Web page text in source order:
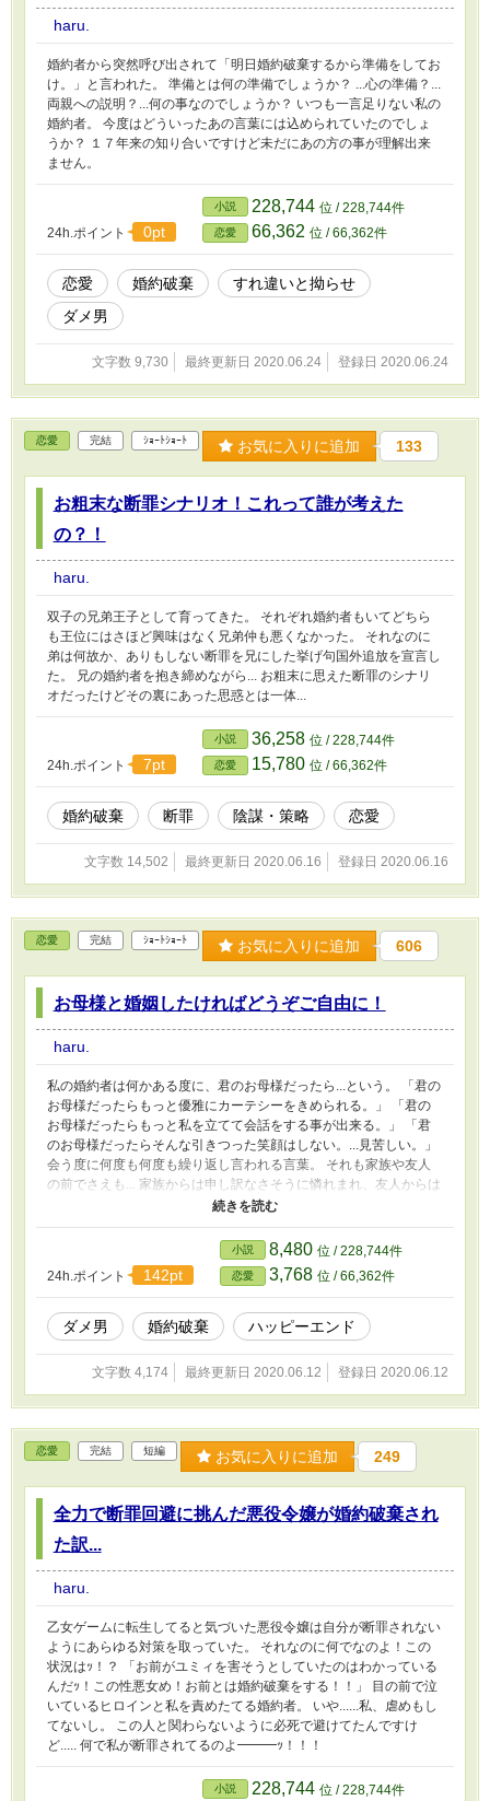
haru.
婚約者から突然呼び出されて「明日婚約破棄するから準備をしてお
け。」と言われた。 準備とは何の準備でしょうか？ ...心の準備？...
両親への説明？...何の事なのでしょうか？ いつも一言足りない私の
婚約者。 今度はどういったあの言葉には込められていたのでしょ
うか？ １７年来の知り合いですけど未だにあの方の事が理解出来
ません。
24h.ポイント 0pt
小説 228,744 位 / 228,744件
恋愛 66,362 位 / 66,362件
恋愛 婚約破棄
すれ違いと拗らせ
ダメ男
文字数 9,730 最終更新日 2020.06.24 登録日 2020.06.24
恋愛 完結 ｼｮｰﾄｼｮｰﾄ お気に入りに追加 133
お粗末な断罪シナリオ！これって誰が考えた
の？！
haru.
双子の兄弟王子として育ってきた。 それぞれ婚約者もいてどちら
も王位にはさほど興味はなく兄弟仲も悪くなかった。 それなのに
弟は何故か、ありもしない断罪を兄にした挙げ句国外追放を宣言し
た。 兄の婚約者を抱き締めながら... お粗末に思えた断罪のシナリ
オだったけどその裏にあった思惑とは一体...
24h.ポイント 7pt
小説 36,258 位 / 228,744件
恋愛 15,780 位 / 66,362件
婚約破棄 断罪 陰謀・策略 恋愛
文字数 14,502 最終更新日 2020.06.16 登録日 2020.06.16
恋愛 完結 ｼｮｰﾄｼｮｰﾄ お気に入りに追加 606
お母様と婚姻したければどうぞご自由に！
haru.
私の婚約者は何かある度に、君のお母様だったら...という。 「君の
お母様だったらもっと優雅にカーテシーをきめられる。」 「君の
お母様だったらもっと私を立てて会話をする事が出来る。」 「君
のお母様だったらそんな引きつった笑顔はしない。...見苦しい。」
会う度に何度も何度も繰り返し言われる言葉。 それも家族や友人
の前でさえも... 家族からは申し訳なさそうに憐れまれ、友人からは
自分の婚約者の方がマシだと同情された。 「何故私の婚約者は君
き捨てるように言われた言葉。 そして平気な振りをして我慢して
いた私の心が崩壊した。 そこまで言うのなら婚約止めてあげるわ
よ。 そんなにお母様が良かったらお母様を口説いて婚姻でもなん
でも好きにしたら！
24h.ポイント 142pt
小説 8,480 位 / 228,744件
恋愛 3,768 位 / 66,362件
ダメ男 婚約破棄 ハッピーエンド
文字数 4,174 最終更新日 2020.06.12 登録日 2020.06.12
恋愛 完結 短編 お気に入りに追加 249
全力で断罪回避に挑んだ悪役令嬢が婚約破棄され
た訳...
haru.
乙女ゲームに転生してると気づいた悪役令嬢は自分が断罪されない
ようにあらゆる対策を取っていた。 それなのに何でなのよ！この
状況はｯ！？ 「お前がユミィを害そうとしていたのはわかっている
んだｯ！この性悪女め！お前とは婚約破棄をする！！」 目の前で泣
いているヒロインと私を責めたてる婚約者。 いや......私、虐めもし
てないし。 この人と関わらないように必死で避けてたんですけ
ど..... 何で私が断罪されてるのよ━━━ｯ！！！
小説 228,744 位 / 228,744件